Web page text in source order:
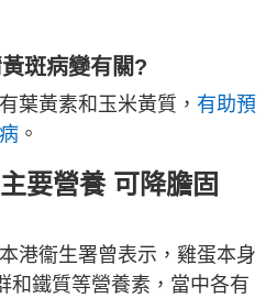
斑病變有關?
葉黃素和玉米黃質， 有助預
。
要營養 可降膽固
本港衞生署曾表示，雞蛋本身
和鐵質等營養素，當中各有